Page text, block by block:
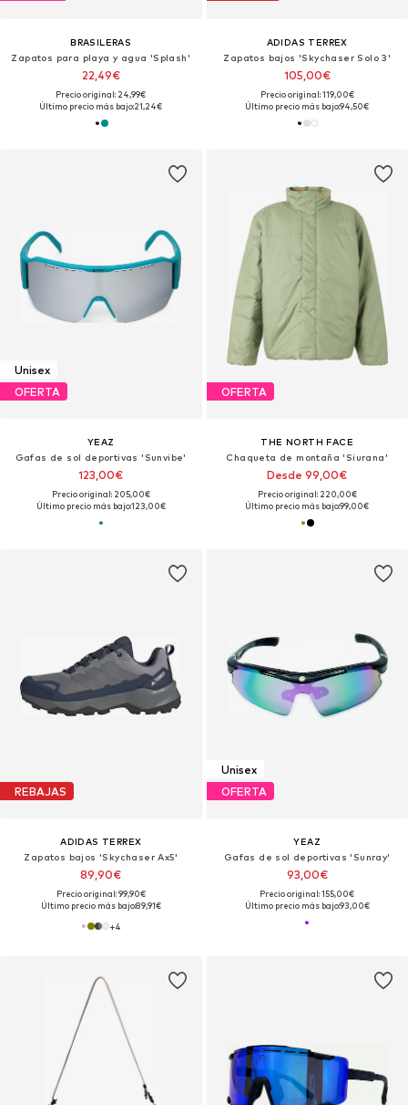
BRASILERAS
Zapatos para playa y agua 'Splash'
22,49€
Precio original: 24,99€
Último precio más bajo:21,24€
ADIDAS TERREX
Zapatos bajos 'Skychaser Solo 3'
105,00€
Precio original: 119,00€
Último precio más bajo:94,50€
Unisex
OFERTA
YEAZ
Gafas de sol deportivas 'Sunvibe'
123,00€
Precio original: 205,00€
Último precio más bajo:123,00€
OFERTA
THE NORTH FACE
Chaqueta de montaña 'Siurana'
Desde 99,00€
Precio original: 220,00€
Último precio más bajo:99,00€
REBAJAS
ADIDAS TERREX
Zapatos bajos 'Skychaser Ax5'
89,90€
Precio original: 99,90€
Último precio más bajo:89,91€
+4
Unisex
OFERTA
YEAZ
Gafas de sol deportivas 'Sunray'
93,00€
Precio original: 155,00€
Último precio más bajo:93,00€